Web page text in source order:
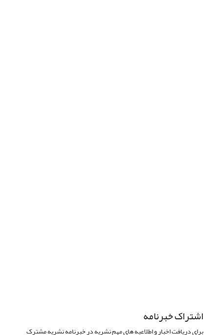
اشتراک خبرنامه
برای دریافت اخبار و اطلاعیه های مهم نشریه در خبرنامه نشریه مشترک